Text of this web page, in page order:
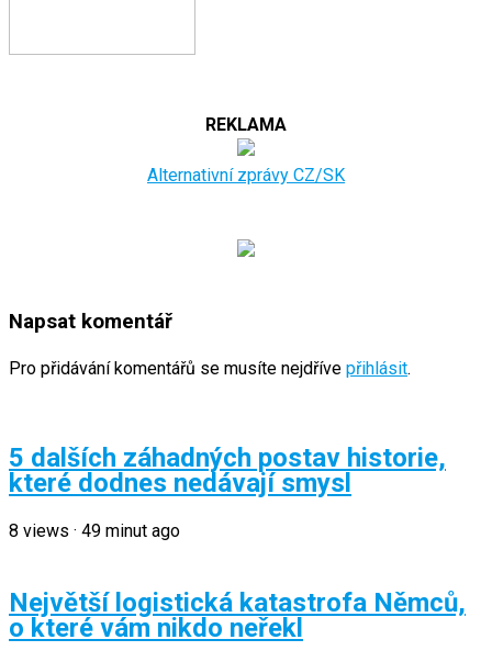
REKLAMA
Alternativní zprávy CZ/SK
Napsat komentář
Pro přidávání komentářů se musíte nejdříve přihlásit.
5 dalších záhadných postav historie,
které dodnes nedávají smysl
8 views · 49 minut ago
Největší logistická katastrofa Němců,
o které vám nikdo neřekl